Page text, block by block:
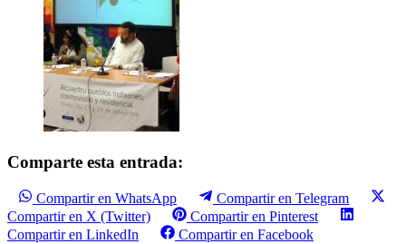
Comparte esta entrada:
Compartir en WhatsApp
Compartir en Telegram
Compartir en X (Twitter)
Compartir en Pinterest
Compartir en LinkedIn
Compartir en Facebook